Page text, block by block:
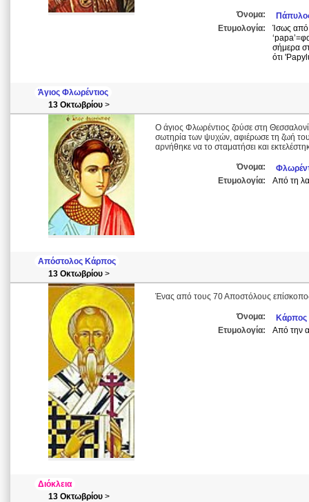
Όνομα:
Ετυμολογία:
Ίσως από
σήμερα
ότι
Άγιος Φλωρέντιος
13 Οκτωβρίου >
Ο άγιος Φλωρέντιος ζούσε στη
σωτηρία των ψυχών, αφιέρωσε τη ζωή
αρνήθηκε να το σταματήσει και
Όνομα:
Ετυμολογία:
Από τη
Απόστολος Κάρπος
13 Οκτωβρίου >
Ένας από τους 70 Αποστόλους
Όνομα:
Κάρπος
Ετυμολογία:
Από την
Διόκλεια
13 Οκτωβρίου >